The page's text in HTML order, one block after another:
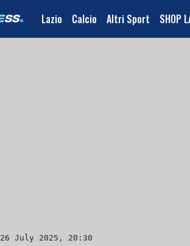
Lazio Calcio Altri Sport SHOP
26 July 2025, 20:30